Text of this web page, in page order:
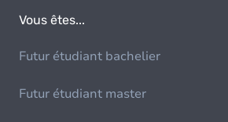
Vous êtes...
Futur étudiant bachelier
Futur étudiant master